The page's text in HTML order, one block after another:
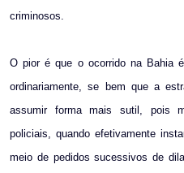
criminosos.
O pior é que o ocorrido na Bahia
ordinariamente, se bem que a
assumir forma mais sutil, pois
policiais, quando efetivamente
meio de pedidos sucessivos de